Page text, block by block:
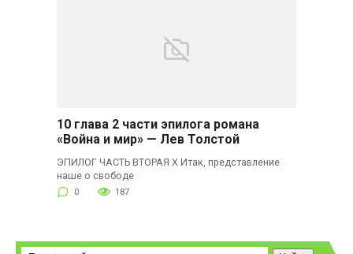
10 глава 2 части эпилога романа
«Война и мир» — Лев Толстой
ЭПИЛОГ ЧАСТЬ ВТОРАЯ X Итак, представление
наше о свободе
0 187